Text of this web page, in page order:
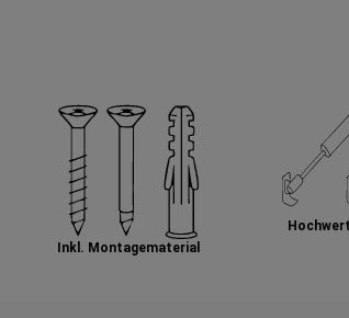
Inkl. Montagematerial